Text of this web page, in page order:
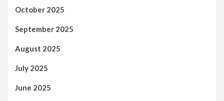
October 2025
September 2025
August 2025
July 2025
June 2025